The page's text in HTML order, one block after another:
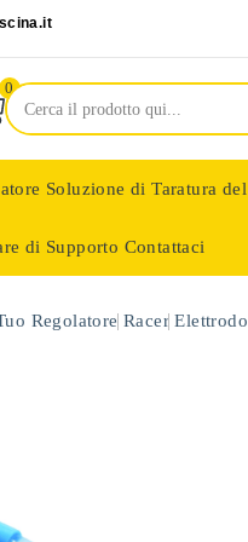
0
Soluzione di Taratura
di Supporto Contattaci
Regolatore Racer